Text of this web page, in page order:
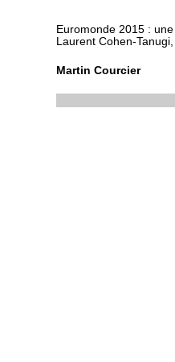
Euromonde 2015 :
Laurent Cohen-
Martin Courcier